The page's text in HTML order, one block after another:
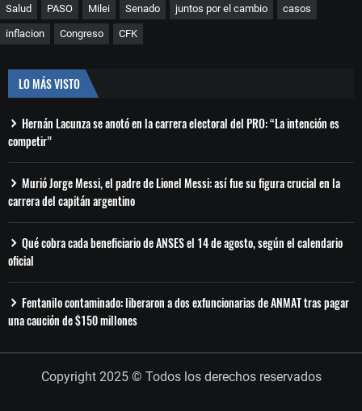
Salud PASO Milei Senado juntos por el cambio casos
inflacion Congreso CFK
LO MÁS VISTO
Hernán Lacunza se anotó en la carrera electoral del PRO: “La intención es
competir”
Murió Jorge Messi, el padre de Lionel Messi: así fue su figura crucial en la
carrera del capitán argentino
Qué cobra cada beneficiario de ANSES el 14 de agosto, según el calendario
oficial
Fentanilo contaminado: liberaron a dos exfuncionarias de ANMAT tras pagar
una caución de $150 millones
Copyright 2025 © Todos los derechos reservados